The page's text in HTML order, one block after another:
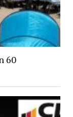
60